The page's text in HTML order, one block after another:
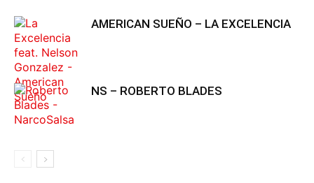
AMERICAN SUEÑO – LA EXCELENCIA
NS – ROBERTO BLADES